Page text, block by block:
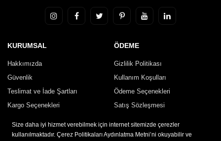
KURUMSAL
Hakkımızda
Güvenlik
Teslimat ve İade Şartları
Kargo Seçenekleri
ÖDEME
Gizlilik Politikası
Kullanım Koşulları
Ödeme Seçenekleri
Satış Sözleşmesi
Size daha iyi hizmet verebilmek için internet sitemizde çerezler
kullanılmaktadır. Çerez Politikaları Aydınlatma Metni’ni okuyabilir ve